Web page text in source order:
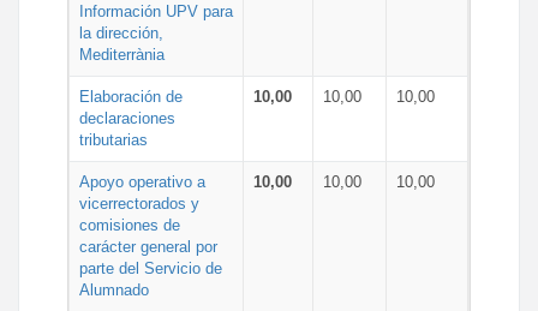
Información UPV para
la dirección,
Mediterrània
Elaboración de
declaraciones
tributarias
10,00 10,00 10,00
Apoyo operativo a
vicerrectorados y
comisiones de
carácter general por
parte del Servicio de
Alumnado
10,00 10,00 10,00